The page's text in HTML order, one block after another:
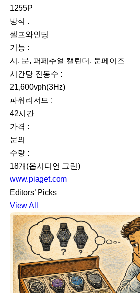
1255P
방식 :
셀프와인딩
기능 :
시, 분, 퍼페추얼 캘린더, 문페이즈
시간당 진동수 :
21,600vph(3Hz)
파워리저브 :
42시간
가격 :
문의
수량 :
18개(옵시디언 그린)
www.piaget.com
Editors’ Picks
View All